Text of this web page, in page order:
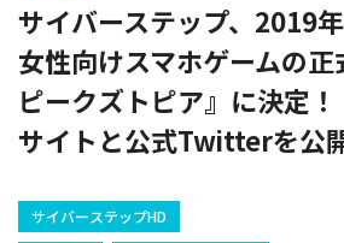
サイバーステップ、2019
女性向けスマホゲームの
ピークズトピア』に決定
サイトと公式Twitterを公
サイバーステップHD